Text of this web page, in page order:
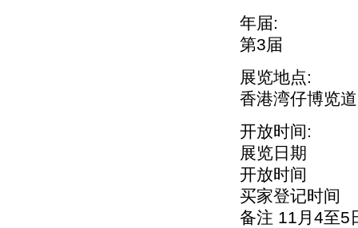
年届:
第3届
展览地点:
香港湾仔博览
开放时间:
展览日期
开放时间
买家登记时间
备注 11月4至5